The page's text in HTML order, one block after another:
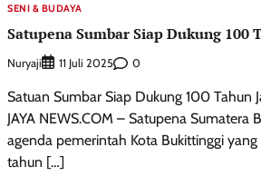
SENI & BUDAYA
Satupena Sumbar Siap Dukung 100
Nuryaji 11 Juli 2025 0
Satuan Sumbar Siap Dukung 100 Tahun
JAYA NEWS.COM – Satupena Sumatera
agenda pemerintah Kota Bukittinggi
tahun […]